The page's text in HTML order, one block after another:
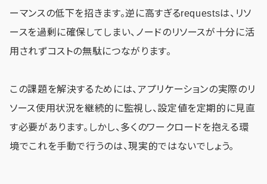
ーマンスの低下を招きます。逆に高すぎるrequestsは、リソ
ースを過剰に確保してしまい、ノードのリソースが十分に活
用されずコストの無駄につながります。
この課題を解決するためには、アプリケーションの実際のリ
ソース使用状況を継続的に監視し、設定値を定期的に見直
す必要があります。しかし、多くのワークロードを抱える環
境でこれを手動で行うのは、現実的ではないでしょう。